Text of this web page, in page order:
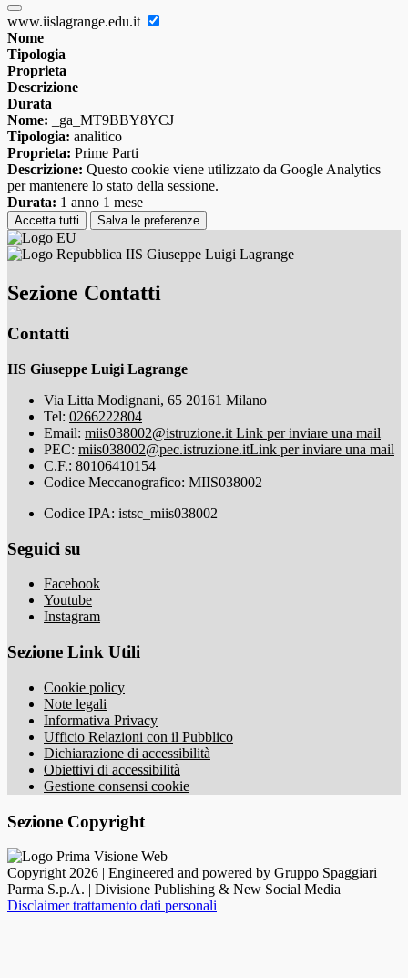
www.iislagrange.edu.it
Nome
Tipologia
Proprieta
Descrizione
Durata
Nome: _ga_MT9BBY8YCJ
Tipologia: analitico
Proprieta: Prime Parti
Descrizione: Questo cookie viene utilizzato da Google Analytics
per mantenere lo stato della sessione.
Durata: 1 anno 1 mese
Accetta tutti Salva le preferenze
IIS Giuseppe Luigi Lagrange
Sezione Contatti
Contatti
IIS Giuseppe Luigi Lagrange
Via Litta Modignani, 65 20161 Milano
Tel: 0266222804
Email: miis038002@istruzione.it Link per inviare una mail
PEC: miis038002@pec.istruzione.itLink per inviare una mail
C.F.: 80106410154
Codice Meccanografico: MIIS038002
Codice IPA: istsc_miis038002
Seguici su
Facebook
Youtube
Instagram
Sezione Link Utili
Cookie policy
Note legali
Informativa Privacy
Ufficio Relazioni con il Pubblico
Dichiarazione di accessibilità
Obiettivi di accessibilità
Gestione consensi cookie
Sezione Copyright
Copyright 2026 | Engineered and powered by Gruppo Spaggiari
Parma S.p.A. | Divisione Publishing & New Social Media
Disclaimer trattamento dati personali